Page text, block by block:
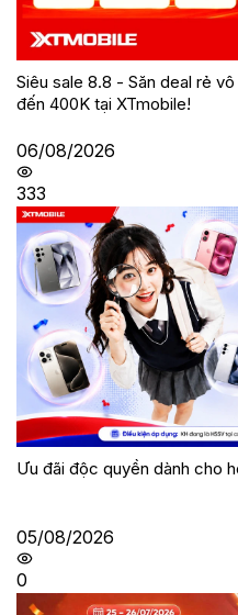
Siêu sale 8.8 - Săn deal rẻ
đến 400K tại XTmobile!
06/08/2026
333
Ưu đãi độc quyền dành cho
05/08/2026
0